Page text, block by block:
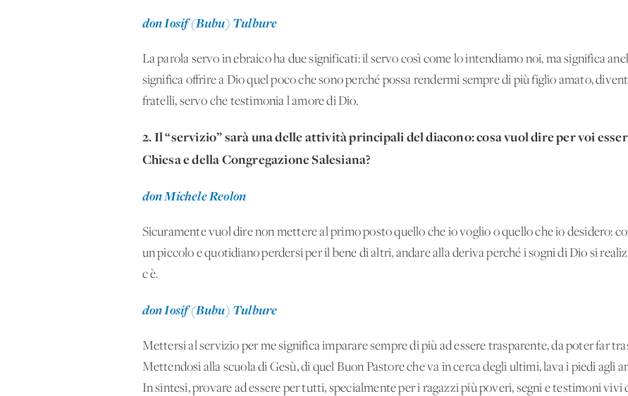
don Iosif (Bubu) Tulbure
La parola servo in ebraico ha due significati: il servo così come lo intendiamo noi, ma significa
significa offrire a Dio quel poco che sono perché possa rendermi sempre di più figlio amato,
fratelli, servo che testimonia l'amore di Dio.
2.⁠ ⁠⁠Il “servizio” sarà una delle attività principali del diacono: cosa vuol dire per voi
Chiesa e della Congregazione Salesiana?
don Michele Reolon
Sicuramente vuol dire non mettere al primo posto quello che io voglio o quello che io desidero:
un piccolo e quotidiano perdersi per il bene di altri, andare alla deriva perché i sogni di Dio si
c'è.
don Iosif (Bubu) Tulbure
Mettersi al servizio per me significa imparare sempre di più ad essere trasparente, da poter far
Mettendosi alla scuola di Gesù, di quel Buon Pastore che va in cerca degli ultimi, lava i piedi agli
In sintesi, provare ad essere per tutti, specialmente per i ragazzi più poveri, segni e testimoni vivi